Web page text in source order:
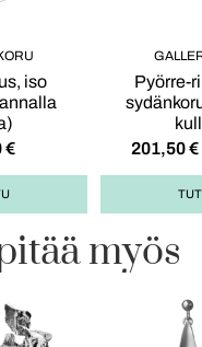
iso
€
Pyörre-
201,50€
myös